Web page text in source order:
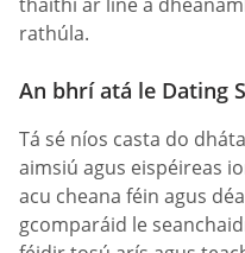
thaithí ar líne a
rathúla.
An bhrí atá le Dating
Tá sé níos casta do
aimsiú agus eispéireas
acu cheana féin agus
gcomparáid le